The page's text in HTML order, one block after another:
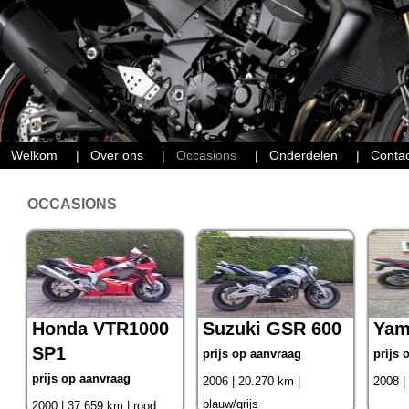
Welkom | Over ons | Occasions | Onderdelen |
OCCASIONS
Honda VTR1000
SP1
prijs op aanvraag
2000 | 37.659 km | rood
Suzuki GSR 600
prijs op aanvraag
2006 | 20.270 km |
blauw/grijs
prijs
2008 |